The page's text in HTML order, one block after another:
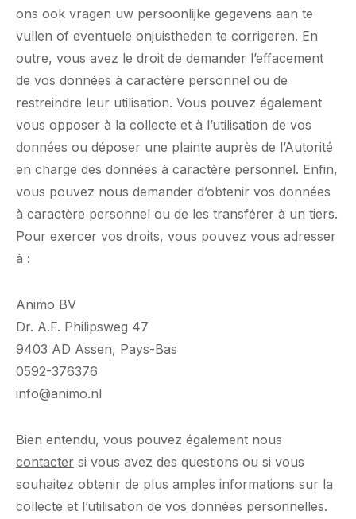
ons ook vragen uw persoonlijke gegevens aan te
vullen of eventuele onjuistheden te corrigeren. En
outre, vous avez le droit de demander l’effacement
de vos données à caractère personnel ou de
restreindre leur utilisation. Vous pouvez également
vous opposer à la collecte et à l’utilisation de vos
données ou déposer une plainte auprès de l’Autorité
en charge des données à caractère personnel. Enfin,
vous pouvez nous demander d’obtenir vos données
à caractère personnel ou de les transférer à un tiers.
Pour exercer vos droits, vous pouvez vous adresser
à :
Animo BV
Dr. A.F. Philipsweg 47
9403 AD Assen, Pays-Bas
0592-376376
info@animo.nl
Bien entendu, vous pouvez également nous
contacter si vous avez des questions ou si vous
souhaitez obtenir de plus amples informations sur la
collecte et l’utilisation de vos données personnelles.